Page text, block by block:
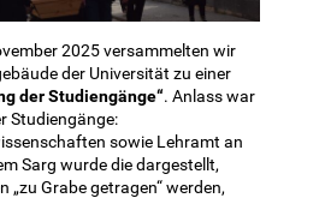
2025 versammelten wir
der Universität zu einer
der Studiengänge“. Anlass war
Studiengänge:
sowie Lehramt an
Sarg wurde die dargestellt,
„zu Grabe getragen“ werden,